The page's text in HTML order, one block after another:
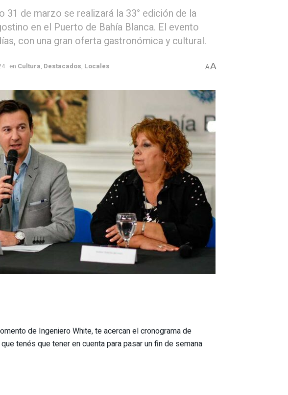
31 de marzo se realizará la 33° edición de la
en el Puerto de Bahía Blanca. El evento
con una gran oferta gastronómica y cultural.
en Cultura, Destacados, Locales AA
de Ingeniero White, te acercan el cronograma de
tenés que tener en cuenta para pasar un fin de semana